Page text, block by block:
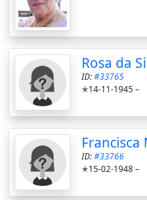
Rosa da
ID:#33765
✭14-11-1945 –
Francisca
ID:#33766
✭15-02-1948 –